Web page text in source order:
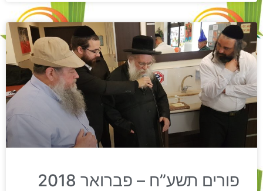
פורים תשע”ח – פברואר 2018